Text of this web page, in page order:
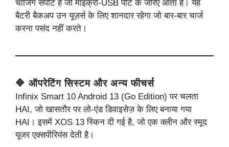
चार्जिंग सपोर्ट है जो माइक्रो-USB पोर्ट के जरिए आता है। यह
बैटरी बैकअप उन यूज़र्स के लिए शानदार रहेगा जो बार-बार चार्ज
करना पसंद नहीं करते।
🔷 ऑपरेटिंग सिस्टम और अन्य फीचर्स
Infinix Smart 10 Android 13 (Go Edition) पर चलता
HAI, जो खासतौर पर लो-एंड डिवाइसेज़ के लिए बनाया गया
HAI। इसमें XOS 13 स्किन दी गई है, जो एक क्लीन और स्मूद
यूजर एक्सपीरियंस देती है।